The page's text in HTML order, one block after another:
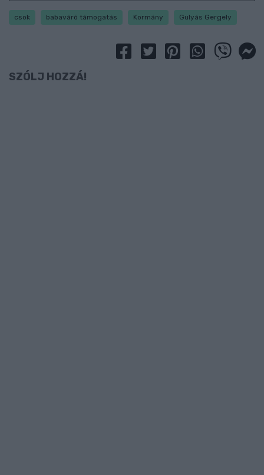
csok babaváró támogatás Kormány Gulyás Gergely
SZÓLJ HOZZÁ!